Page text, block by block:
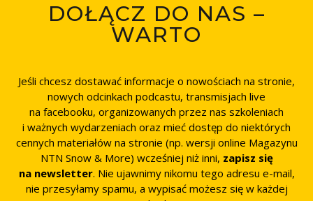
DOŁĄCZ DO NAS –
WARTO
Jeśli chcesz dostawać informacje o nowościach na stronie,
nowych odcinkach podcastu, transmisjach live
na facebooku, organizowanych przez nas szkoleniach
i ważnych wydarzeniach oraz mieć dostęp do niektórych
cennych materiałów na stronie (np. wersji online Magazynu
NTN Snow & More) wcześniej niż inni, zapisz się
na newsletter. Nie ujawnimy nikomu tego adresu e-mail,
nie przesyłamy spamu, a wypisać możesz się w każdej